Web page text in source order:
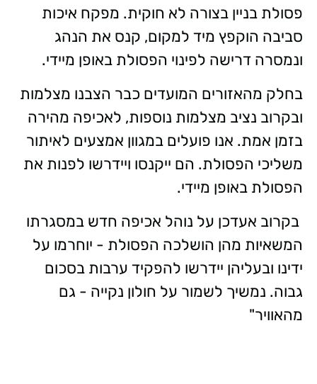
פסולת בניין בצורה לא חוקית. מפקח איכות
סביבה הוקפץ מיד למקום, קנס את הנהג
ונמסרה דרישה לפינוי הפסולת באופן מיידי.
בחלק מהאזורים המועדים כבר הצבנו מצלמות
ובקרוב נציב מצלמות נוספות, לאכיפה מהירה
בזמן אמת. אנו פועלים במגוון אמצעים לאיתור
משליכי הפסולת. הם ייקנסו ויידרשו לפנות את
הפסולת באופן מיידי.
בקרוב אעדכן על נוהל אכיפה חדש במסגרתו
המשאיות מהן הושלכה הפסולת - יוחרמו על
ידינו ובעליהן יידרשו להפקיד ערבות בסכום
גבוה. נמשיך לשמור על חולון נקייה - גם
מהאוויר"